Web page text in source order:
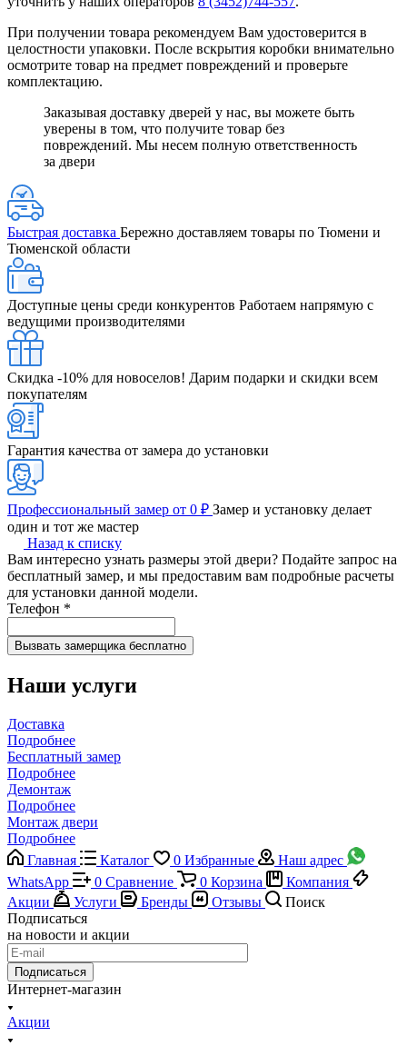
При получении товара рекомендуем Вам удостоверится в
целостности упаковки. После вскрытия коробки внимательно
осмотрите товар на предмет повреждений и проверьте
комплектацию.
Заказывая доставку дверей у нас, вы можете быть
уверены в том, что получите товар без
повреждений. Мы несем полную ответственность
за двери
Быстрая доставка Бережно доставляем товары по Тюмени и
Тюменской области
Доступные цены среди конкурентов Работаем напрямую с
ведущими производителями
Скидка -10% для новоселов! Дарим подарки и скидки всем
покупателям
Гарантия качества от замера до установки
Профессиональный замер от 0 ₽ Замер и установку делает
один и тот же мастер
Назад к списку
Вам интересно узнать размеры этой двери? Подайте запрос на
бесплатный замер, и мы предоставим вам подробные расчеты
для установки данной модели.
Телефон *
Наши услуги
Доставка
Подробнее
Бесплатный замер
Подробнее
Демонтаж
Подробнее
Монтаж двери
Подробнее
Главная
Каталог 0 Избранные
Наш адрес
WhatsApp
0 Сравнение 0 Корзина
Компания
Акции
Услуги Бренды Отзывы
Поиск
Подписаться
на новости и акции
Подписаться
Интернет-магазин
Акции